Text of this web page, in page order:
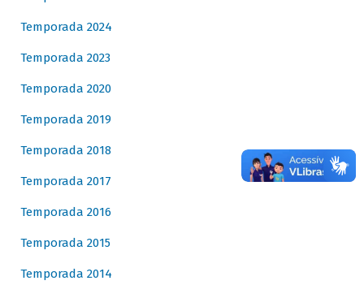
Temporada 2024
Temporada 2023
Temporada 2020
Temporada 2019
Temporada 2018
Temporada 2017
Temporada 2016
Temporada 2015
Temporada 2014